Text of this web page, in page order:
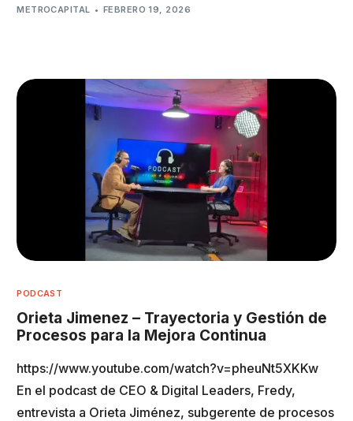
METROCAPITAL FEBRERO 19, 2026
PODCAST
Orieta Jimenez – Trayectoria y Gestión de
Procesos para la Mejora Continua
https://www.youtube.com/watch?v=pheuNt5XKKw
En el podcast de CEO & Digital Leaders, Fredy,
entrevista a Orieta Jiménez, subgerente de procesos